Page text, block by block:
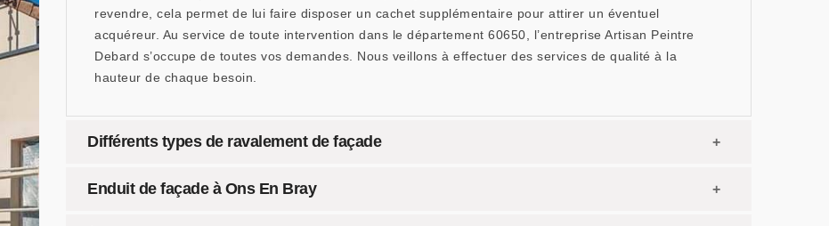
revendre, cela permet de lui faire disposer un cachet supplémentaire pour attirer un éventuel
acquéreur. Au service de toute intervention dans le département 60650, l’entreprise Artisan Peintre
Debard s’occupe de toutes vos demandes. Nous veillons à effectuer des services de qualité à la
hauteur de chaque besoin.
Différents types de ravalement de façade
Enduit de façade à Ons En Bray